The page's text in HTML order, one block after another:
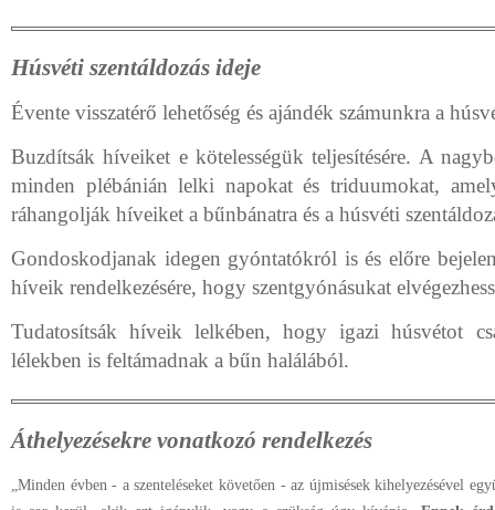
Húsvéti szentáldozás ideje
Évente visszatérő lehetőség és ajándék számunkra a
Buzdítsák híveiket e kötelességük teljesítésére. A
minden plébánián lelki napokat és triduumokat,
ráhangolják híveiket a bűnbánatra és a húsvéti
Gondoskodjanak idegen gyóntatókról is és előre
híveik rendelkezésére, hogy szentgyónásukat
Tudatosítsák híveik lelkében, hogy igazi húsvétot
lélekben is feltámadnak a bűn halálából.
Áthelyezésekre vonatkozó rendelkezés
„Minden évben ‑ a szenteléseket követően ‑ az újmisések kihelyezésével